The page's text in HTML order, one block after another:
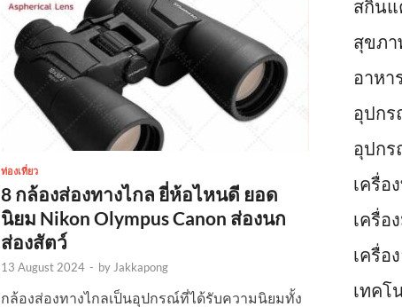
ท่องเที่ยว
8 กล้องส่องทางไกล ยี่ห้อไหนดี ยอด
นิยม Nikon Olympus Canon ส่องนก
ส่องสัตว์
13 August 2024 - by Jakkapong
กล้องส่องทางไกลเป็นอุปกรณ์ที่ได้รับความนิยมทั้ง
สกินแ
สุขภา
อาหา
อุปก
อุปกร
เครื่อ
เครื่อ
เครื่อ
เทคโ